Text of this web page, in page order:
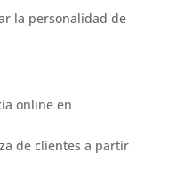
la personalidad de
online en
de clientes a partir